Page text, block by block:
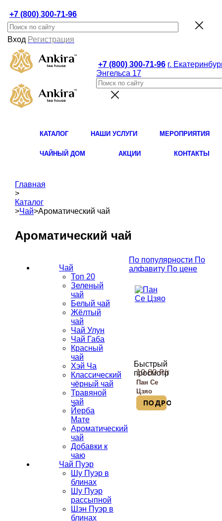
+7 (800) 300-71-96
Вход Регистрация
+7 (800) 300-71-96 г.
Энгельса 17
КАТАЛОГ НАШИ УСЛУГИ МЕРОПРИЯТИЯ
ЧАЙНЫЙ ДОМ АКЦИИ КОНТАКТЫ
Главная
>
Каталог
>Чай>Ароматический чай
Ароматический чай
Чай
Топ 20
Зеленый
чай
Белый чай
Жёлтый
чай
Чай Улун
Чай Габа
Красный
чай
Хэй Ча
Классический
чёрный чай
Травяной
чай
Йерба
Мате
Ароматический
чай
Добавки к
чаю
Чай Пуэр
Шу Пуэр в
блинах
Шу Пуэр
рассыпной
Шэн Пуэр в
блинах
По популярности По
алфавиту По цене
Быстрый
просмотр
10.80₽/г
Пан Се
Цзяо
ПОДРОБНЕЙ